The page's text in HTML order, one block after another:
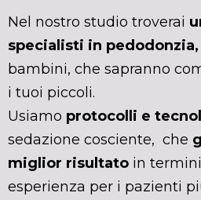
Nel nostro studio troverai
specialisti in pedodonzia,
bambini, che sapranno
i tuoi piccoli.
Usiamo protocolli e
sedazione cosciente, che
miglior risultato in
esperienza per i pazienti